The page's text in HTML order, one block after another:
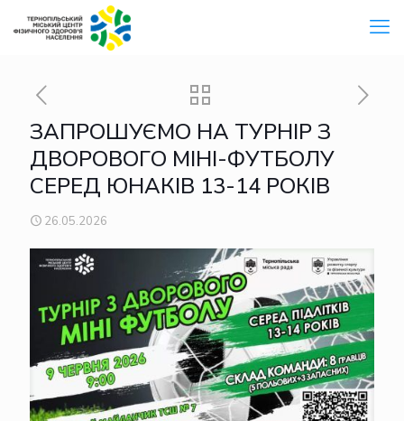
ЗАПРОШУЄМО НА ТУРНІР З
ДВОРОВОГО МІНІ-ФУТБОЛУ
СЕРЕД ЮНАКІВ 13-14 РОКІВ
26.05.2026